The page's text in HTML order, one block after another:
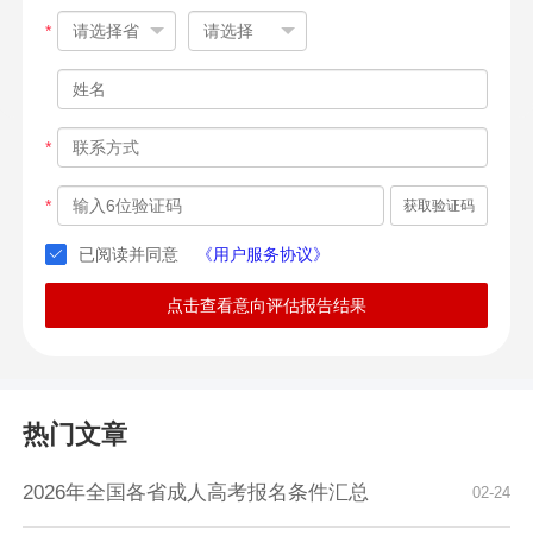
*
*
* 获取验证码
已阅读并同意 《用户服务协议》
点击查看意向评估报告结果
热门文章
02-24
2026年全国各省成人高考报名条件汇总